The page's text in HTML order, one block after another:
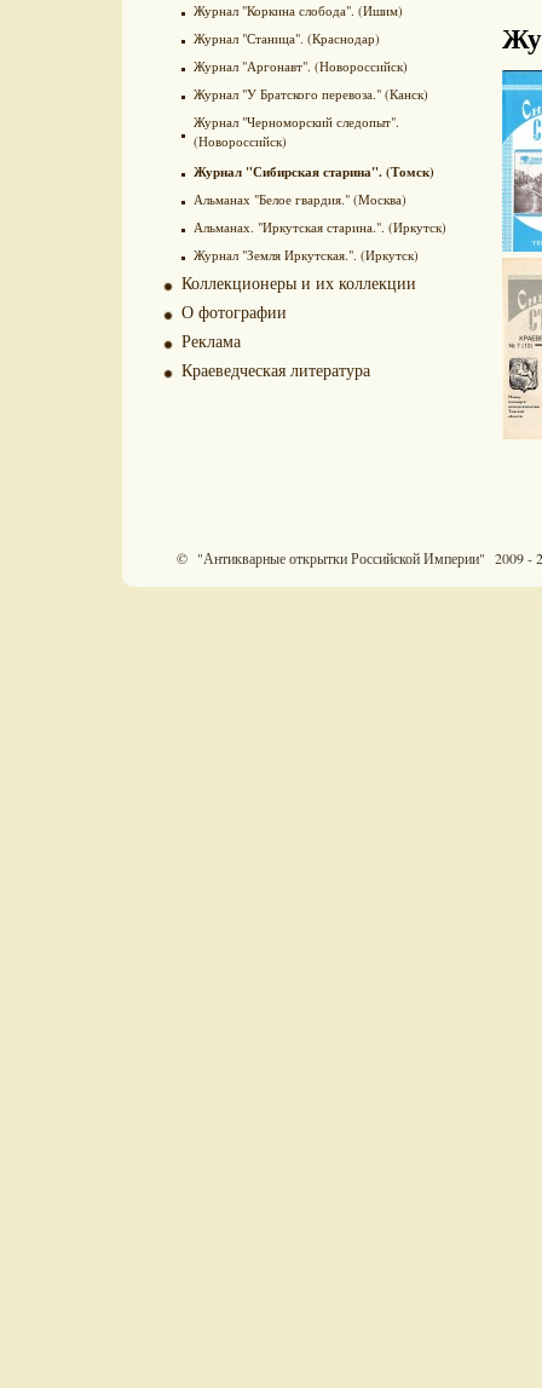
Журнал "Коркина слобода". (Ишим)
Журнал "Станица". (Краснодар)
Журнал "Аргонавт". (Новороссийск)
Журнал "У Братского перевоза." (Канск)
Журнал "Черноморский следопыт".
(Новороссийск)
Журнал "Сибирская старина". (Томск)
Альманах "Белое гвардия." (Москва)
Альманах. "Иркутская старина.". (Иркутск)
Журнал "Земля Иркутская.". (Иркутск)
Коллекционеры и их коллекции
О фотографии
Реклама
Краеведческая литература
© "Антикварные открытки Российской Империи" 2009 -